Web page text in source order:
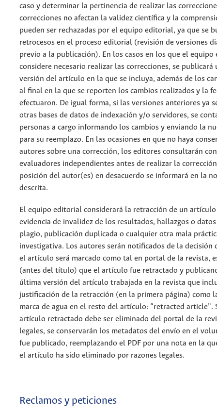
caso y determinar la pertinencia de realizar las
correcciones no afectan la validez científica y la
pueden ser rechazadas por el equipo editorial, ya que se
retrocesos en el proceso editorial (revisión de versiones
previo a la publicación). En los casos en los que el
considere necesario realizar las correcciones, se publicará
versión del artículo en la que se incluya, además de los
al final en la que se reporten los cambios realizados y la
efectuaron. De igual forma, si las versiones anteriores ya
otras bases de datos de indexación y/o servidores, se
personas a cargo informando los cambios y enviando la
para su reemplazo. En las ocasiones en que no haya
autores sobre una corrección, los editores consultarán
evaluadores independientes antes de realizar la
posición del autor(es) en desacuerdo se informará en la
descrita.
El equipo editorial considerará la retracción de un artículo
evidencia de invalidez de los resultados, hallazgos o
plagio, publicación duplicada o cualquier otra mala
investigativa. Los autores serán notificados de la decisión
el artículo será marcado como tal en portal de la revista,
(antes del título) que el artículo fue retractado y
última versión del artículo trabajada en la revista que
justificación de la retracción (en la primera página) como
marca de agua en el resto del artículo: “retracted article”.
artículo retractado debe ser eliminado del portal de la
legales, se conservarán los metadatos del envío en el
fue publicado, reemplazando el PDF por una nota en la
el artículo ha sido eliminado por razones legales.
Reclamos y peticiones